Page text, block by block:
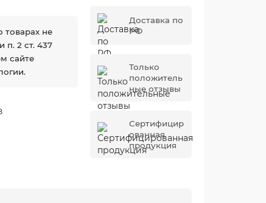
товарах не
п. 2 ст. 437
сайте
Доставка по
РФ
Только
положитель
ные отзывы
Сертифицир
ованная
продукция